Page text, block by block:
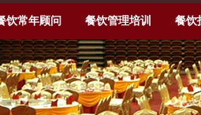
饮常年顾问 餐饮管理培训 餐饮